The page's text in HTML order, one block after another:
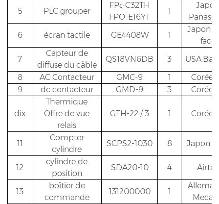
5
PLC grouper
FPς-C32TH
FPO-E16YT
1
Japon
6
écran tactile GE4408W 1
Japon
face
7
Capteur de
diffuse du câble
QS18VN6DB 3
8
AC Contacteur GMC-9 1
Corée
9
dc contacteur GMD-9 3 Corée
dix
Thermique
Offre de vue
relais
GTH-22 / 3 1 Corée
11
Compter
cylindre
SCPS2-1030 8 Japon
12
cylindre de
position
SDA20-10 4 Airtac
13
boîtier de
commande
131200000 1